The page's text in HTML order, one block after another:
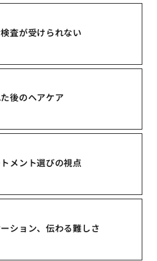
査が受けられない
後のヘアケア
メント選びの視点
ション、伝わる難しさ